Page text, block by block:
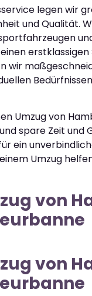
legen wir
und Qualität.
wir
Umzug von
spare Zeit und
ein
Umzug
von
von